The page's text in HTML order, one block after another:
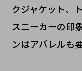
クジャケット、
スニーカーの印
ンはアパレルも